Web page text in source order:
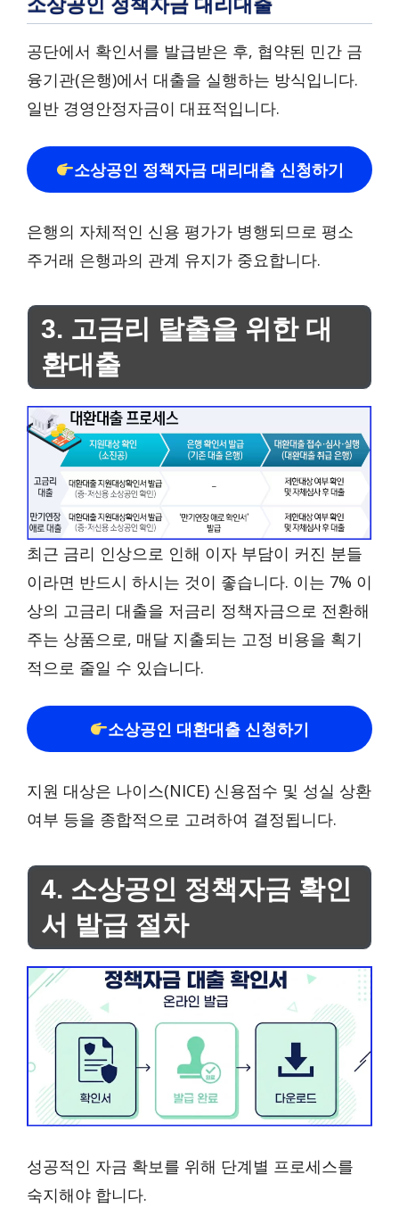
소상공인 정책자금 대리대출
공단에서 확인서를 발급받은 후, 협약된 민간 금
융기관(은행)에서 대출을 실행하는 방식입니다.
일반 경영안정자금이 대표적입니다.
소상공인 정책자금 대리대출 신청하기
은행의 자체적인 신용 평가가 병행되므로 평소
주거래 은행과의 관계 유지가 중요합니다.
3. 고금리 탈출을 위한 대
환대출
최근 금리 인상으로 인해 이자 부담이 커진 분들
이라면 반드시 하시는 것이 좋습니다. 이는 7% 이
상의 고금리 대출을 저금리 정책자금으로 전환해
주는 상품으로, 매달 지출되는 고정 비용을 획기
적으로 줄일 수 있습니다.
소상공인 대환대출 신청하기
지원 대상은 나이스(NICE) 신용점수 및 성실 상환
여부 등을 종합적으로 고려하여 결정됩니다.
4. 소상공인 정책자금 확인
서 발급 절차
성공적인 자금 확보를 위해 단계별 프로세스를
숙지해야 합니다.